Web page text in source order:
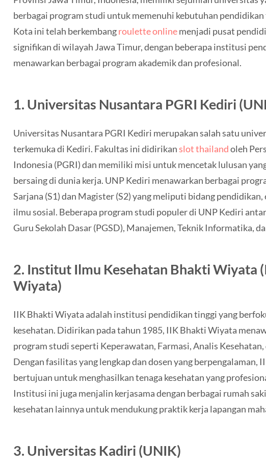
berbagai program studi untuk memenuhi kebutuhan
Kota ini telah berkembangroulette onlinemenjadi pusat
signifikan di wilayah Jawa Timur, dengan beberapa institusi
menawarkan berbagai program akademik dan profesional.
1. Universitas Nusantara PGRI Kediri
Universitas Nusantara PGRI Kediri merupakan salah satu
terkemuka di Kediri. Fakultas ini didirikanslot thailandoleh
Indonesia (PGRI) dan memiliki misi untuk mencetak lulusan
bersaing di dunia kerja. UNP Kediri menawarkan berbagai
Sarjana (S1) dan Magister (S2) yang meliputi bidang
ilmu sosial. Beberapa program studi populer di UNP Kediri
Guru Sekolah Dasar (PGSD), Manajemen, Teknik Informatika,
2. Institut Ilmu Kesehatan Bhakti Wiyata
Wiyata)
IIK Bhakti Wiyata adalah institusi pendidikan tinggi yang
kesehatan. Didirikan pada tahun 1985, IIK Bhakti Wiyata
program studi seperti Keperawatan, Farmasi, Analis Kesehatan,
Dengan fasilitas yang lengkap dan dosen yang berpengalaman,
bertujuan untuk menghasilkan tenaga kesehatan yang
Institusi ini juga menjalin kerjasama dengan berbagai rumah
kesehatan lainnya untuk mendukung praktik kerja lapangan
3. Universitas Kadiri (UNIK)